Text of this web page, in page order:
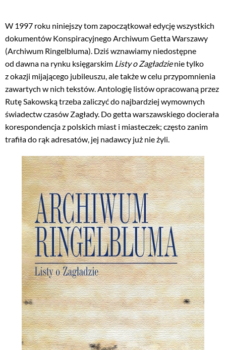
W 1997 roku niniejszy tom zapoczątkował edycję wszystkich
dokumentów Konspiracyjnego Archiwum Getta Warszawy
(Archiwum Ringelbluma). Dziś wznawiamy niedostępne
od dawna na rynku księgarskim Listy o Zagładzienie tylko
z okazji mijającego jubileuszu, ale także w celu przypomnienia
zawartych w nich tekstów. Antologię listów opracowaną przez
Rutę Sakowską trzeba zaliczyć do najbardziej wymownych
świadectw czasów Zagłady. Do getta warszawskiego docierała
korespondencja z polskich miast i miasteczek; często zanim
trafiła do rąk adresatów, jej nadawcy już nie żyli.